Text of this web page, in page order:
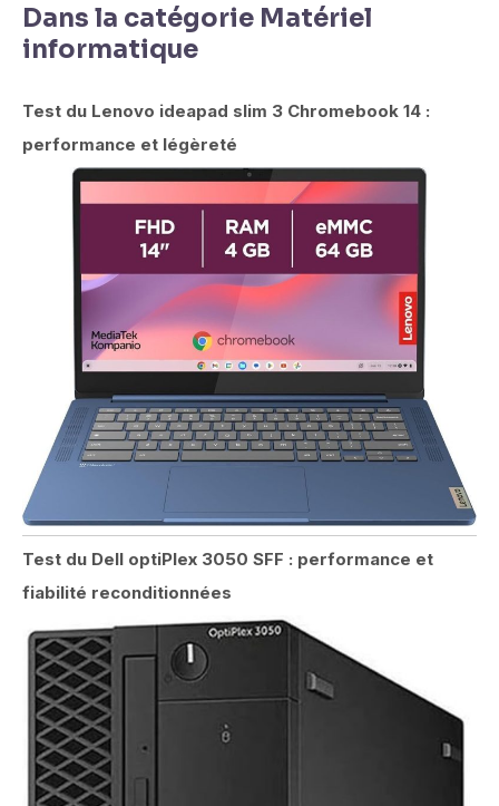
Dans la catégorie Matériel
informatique
Test du Lenovo ideapad slim 3 Chromebook 14 :
performance et légèreté
Test du Dell optiPlex 3050 SFF : performance et
fiabilité reconditionnées